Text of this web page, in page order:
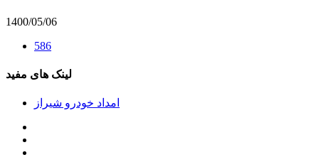
1400/05/06
586
لینک های مفید
امداد خودرو شیراز